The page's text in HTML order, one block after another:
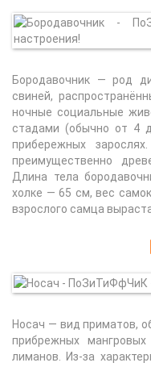
Бородавочник — род
свиней,
ночные социальные
стадами (обычно от 4
прибережных
преимущественно
Длина тела
холке — 65 см, вес
взрослого самца
Носач — вид приматов,
прибрежных
лиманов. Из-за